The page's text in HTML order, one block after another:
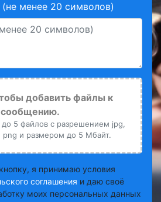
менее 20 символов)
добавить файлы к
сообщению.
5 файлов с разрешением jpg,
png и размером до 5 Мбайт.
я принимаю условия
соглашения и даю своё
моих персональных данных